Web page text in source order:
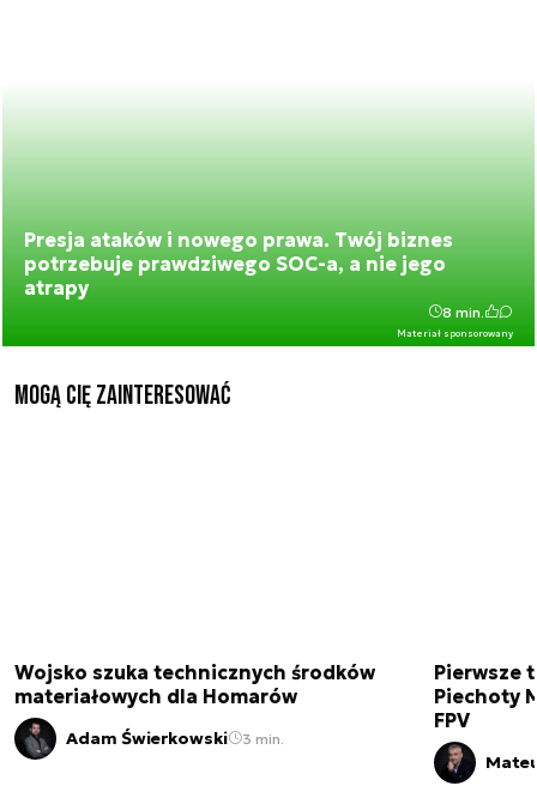
Presja ataków i nowego prawa. Twój biznes
potrzebuje prawdziwego SOC-a, a nie jego
atrapy
Materiał sponsorowany
8 min.
Mogą Cię zainteresować
Wojsko szuka technicznych środków
materiałowych dla Homarów
Adam Świerkowski 3 min.
Pierwsze
Piechoty
FPV